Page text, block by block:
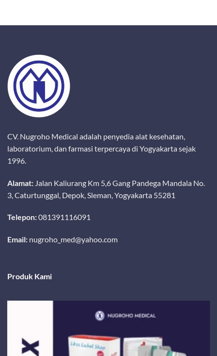
CV. Nugroho Medical adalah penyedia alat kesehatan,
laboratorium, dan farmasi terpercaya di Yogyakarta sejak
1996.
Alamat: Jalan Kaliurang Km 5,6 Gang Pandega Mandala No.
3, Caturtunggal, Depok, Sleman, Yogyakarta 55281
Telepon:081391116091
Email: nugroho_med@yahoo.com
Produk Kami